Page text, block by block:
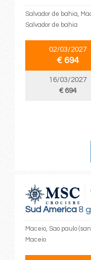
Salvador de bahia,
Salvador de bahia
02/03/2027
€ 694
16/03/2027
€ 694
Sud America8
Maceio, Sao paulo
Maceio